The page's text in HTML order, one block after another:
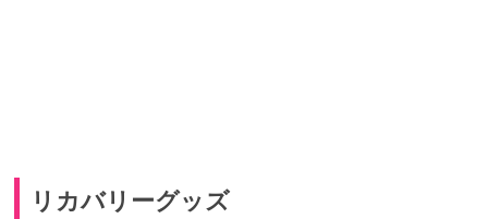
リカバリーグッズ